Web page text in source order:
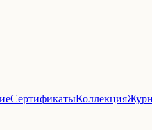
СертификатыКоллекция